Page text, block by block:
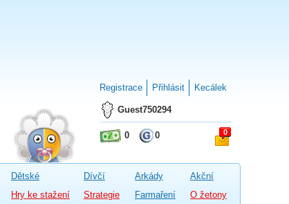
Registrace Přihlásit Kecálek
Guest750294
0 0 0
Dětské Dívčí Arkády
Akční
Hry ke stažení Strategie Farmaření O žetony